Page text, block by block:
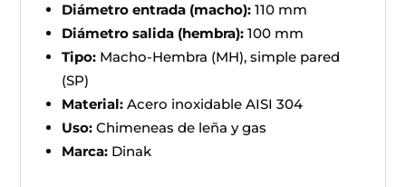
Diámetro entrada (macho): 110 mm
Diámetro salida (hembra): 100 mm
Tipo: Macho-Hembra (MH), simple pared
(SP)
Material: Acero inoxidable AISI 304
Uso: Chimeneas de leña y gas
Marca: Dinak